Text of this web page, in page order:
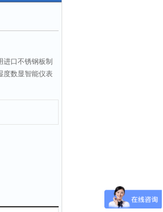
口不锈钢板制
度数显智能仪表